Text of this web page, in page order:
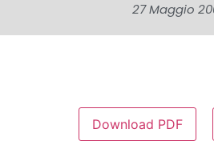
27 Maggio
Download PDF